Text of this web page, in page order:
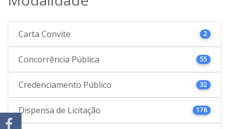
Carta Convite 2
Concorrência Pública 55
Credenciamento Público 32
Dispensa de Licitação 178